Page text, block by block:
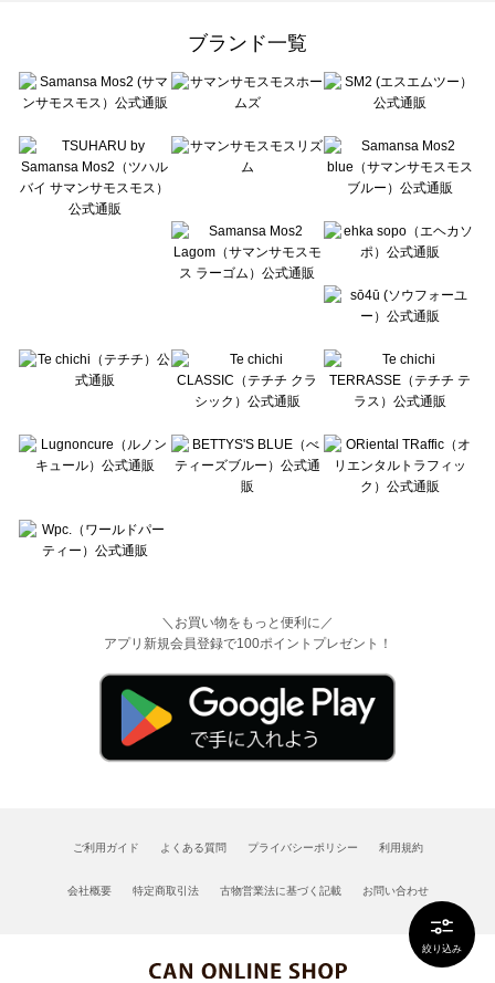
絞り込み
sō4ū（ソウフォーユー）のトップス一覧
Te chichi（テチチ）のトップス一覧
Te chichi CLASSIC（テチチ クラシック）のトップス一覧
Lugnoncure（ルノンキュール）のトップス一覧
BETTY'S BLUE（べティーズブルー）のトップス一覧
Wpc.（ワールドパーティー）のトップス一覧
ブランド一覧
＼お買い物をもっと便利に／
アプリ新規会員登録で100ポイントプレゼント！
ご利用ガイド よくある質問 プライバシーポリシー 利用規約
会社概要 特定商取引法 古物営業法に基づく記載 お問い合わせ